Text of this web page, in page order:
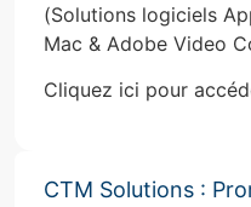
(Solutions logiciels
Mac & Adobe Video
Cliquez ici pour
CTM Solutions :